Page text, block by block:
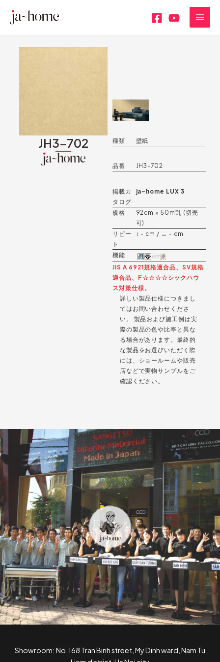
JH3-702 種類 壁紙
品番 JH3-702
掲載カ
タログ
ja~home LUX 3
規格
92cm × 50m乱 (切売
可)
リピー
ト
↕︎ - cm / ↔︎ - cm
機能
JIS A 6921規格適合品、SV規格
適合品、F☆☆☆☆シックハウ
ス対策仕様。
詳しい製品仕様につきまし
てはお問い合わせくださ
い。 製品および施工例は実
際の製品の色や比率と異な
る場合があります。最終的
な製品をお選びいただく際
には、ショールームや販売
店などで実物サンプルをご
確認ください。
Showroom: No.168 Tran Binh street, My Dinh ward, Nam Tu